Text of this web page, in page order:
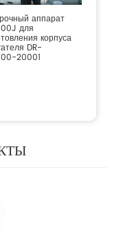
аппарат
для
корпуса
DR-
20001